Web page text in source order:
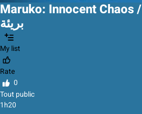
Maruko: Innocent Chaos / ماروكو: فوضى
بريئة
My list
Rate
0
Tout public
1h20